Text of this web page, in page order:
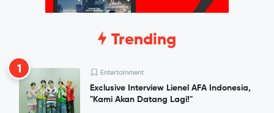
Trending
1 Entertainment
Exclusive Interview Lienel AFA Indonesia,
"Kami Akan Datang Lagi!"